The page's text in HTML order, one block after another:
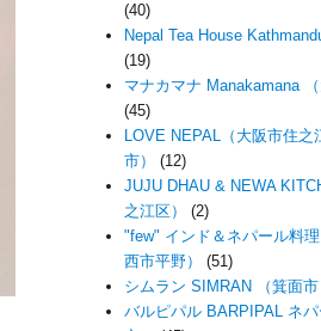
(40)
Nepal Tea House
(19)
マナカマナ Manakamana （
(45)
LOVE NEPAL（大阪市住之
市）
(12)
JUJU DHAU & NEWA
之江区）
(2)
"few" インド＆ネパール料理
西市平野）
(51)
シムラン SIMRAN （箕面市
バルピパル BARPIPAL ネ